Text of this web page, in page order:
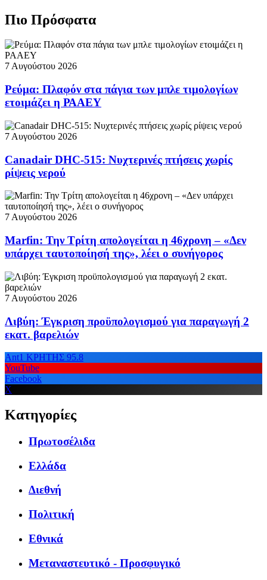
Πιο Πρόσφατα
7 Αυγούστου 2026
Ρεύμα: Πλαφόν στα πάγια των μπλε τιμολογίων
ετοιμάζει η ΡΑΑΕΥ
7 Αυγούστου 2026
Canadair DHC-515: Νυχτερινές πτήσεις χωρίς
ρίψεις νερού
7 Αυγούστου 2026
Marfin: Την Τρίτη απολογείται η 46χρονη – «Δεν
υπάρχει ταυτοποίησή της», λέει ο συνήγορος
7 Αυγούστου 2026
Λιβύη: Έγκριση προϋπολογισμού για παραγωγή 2
εκατ. βαρελιών
Ant1 ΚΡΗΤΗΣ 95.8
YouTube
Facebook
X
Κατηγορίες
Πρωτοσέλιδα
Ελλάδα
Διεθνή
Πολιτική
Εθνικά
Μεταναστευτικό - Προσφυγικό